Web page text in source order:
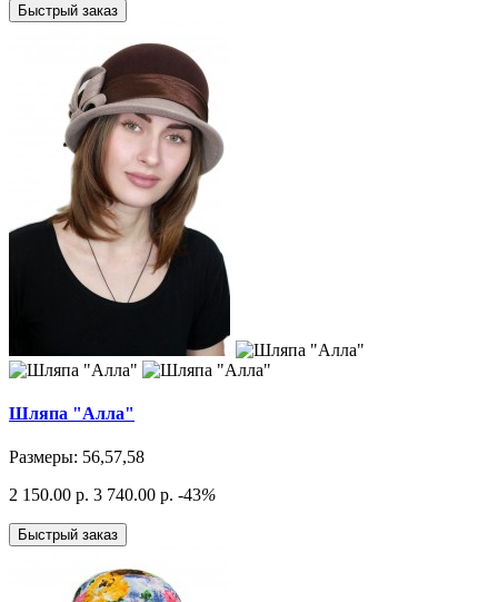
Быстрый заказ
Шляпа "Алла"
Размеры: 56,57,58
2 150.00 р. 3 740.00 р. -43%
Быстрый заказ